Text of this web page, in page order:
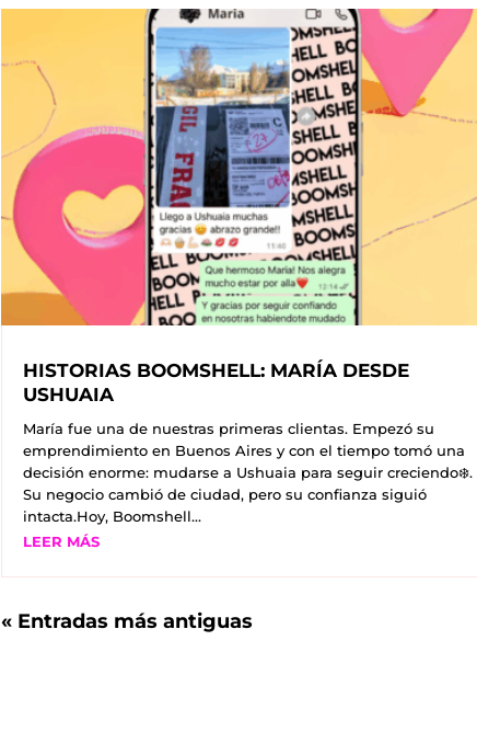
HISTORIAS BOOMSHELL: MARÍA DESDE
USHUAIA
María fue una de nuestras primeras clientas. Empezó su
emprendimiento en Buenos Aires y con el tiempo tomó una
decisión enorme: mudarse a Ushuaia para seguir creciendo❄️.
Su negocio cambió de ciudad, pero su confianza siguió
intacta.Hoy, Boomshell...
LEER MÁS
« Entradas más antiguas